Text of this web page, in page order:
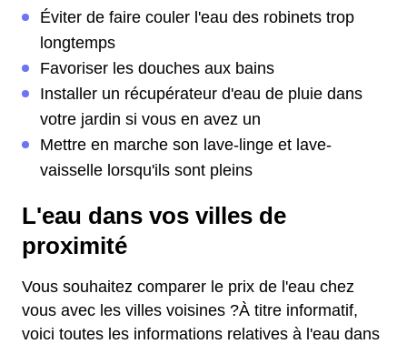
Éviter de faire couler l'eau des robinets trop
longtemps
Favoriser les douches aux bains
Installer un récupérateur d'eau de pluie dans
votre jardin si vous en avez un
Mettre en marche son lave-linge et lave-
vaisselle lorsqu'ils sont pleins
L'eau dans vos villes de
proximité
Vous souhaitez comparer le prix de l'eau chez
vous avec les villes voisines ?À titre informatif,
voici toutes les informations relatives à l'eau dans